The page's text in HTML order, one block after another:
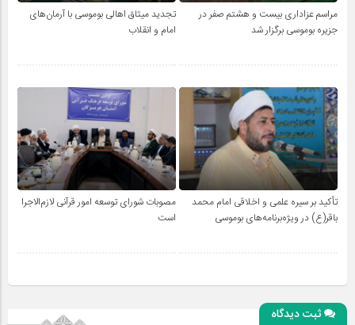
مراسم عزاداری بیست و هشتم صفر در
جزیره بوموسی برگزار شد
تجدید میثاق اهالی بوموسی با آرمان‌های
امام و انقلاب
تأکید بر سیره علمی و اخلاقی امام محمد
باقر(ع) در ویژه‌برنامه‌های بوموسی
مصوبات شورای توسعه امور قرآنی لازم‌الاجرا
است
ثبت دیدگاه